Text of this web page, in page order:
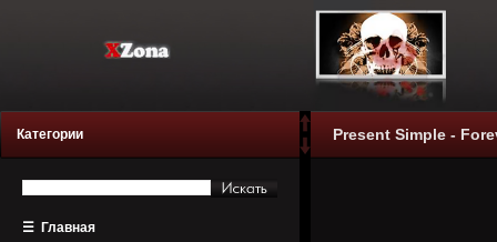
Категории
☰ Главная
Present Simple -